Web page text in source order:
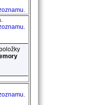
.
.
.
.